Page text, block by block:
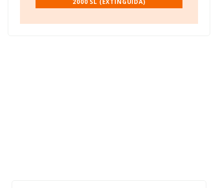
empresas pertenecientes al sector, la facturación en el
se calcula un promedio de facturación de 258 mil euros
2000 SL (EXTINGUIDA)